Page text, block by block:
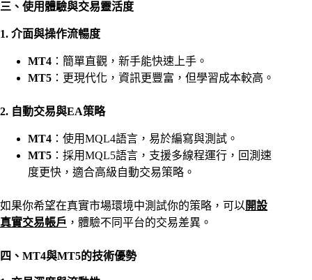
三、使用體驗與交易靈活度
1. 介面與操作流暢度
MT4 ：簡單直觀，新手能快速上手。
MT5 ：更現代化，資訊更豐富，但學習成本較高。
2. 自動交易與EA策略
MT4 ：使用MQL4語言，易於編寫與測試。
MT5 ：採用MQL5語言，支援多線程運行，回測速
度更快，適合高級自動交易策略。
如果你希望在真實市場環境中測試你的策略，可以 開設
真實交易帳戶 ，體驗不同平台的交易差異。
四、MT4與MT5的技術優勢